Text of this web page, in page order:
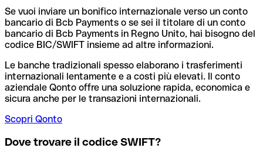
Se vuoi inviare un bonifico internazionale verso un conto
bancario di Bcb Payments o se sei il titolare di un conto
bancario di Bcb Payments in Regno Unito, hai bisogno del
codice BIC/SWIFT insieme ad altre informazioni.
Le banche tradizionali spesso elaborano i trasferimenti
internazionali lentamente e a costi più elevati. Il conto
aziendale Qonto offre una soluzione rapida, economica e
sicura anche per le transazioni internazionali.
Scopri Qonto
Dove trovare il codice SWIFT?